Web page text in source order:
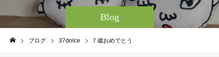
Blog
ブログ 37dolce ７歳おめでとう